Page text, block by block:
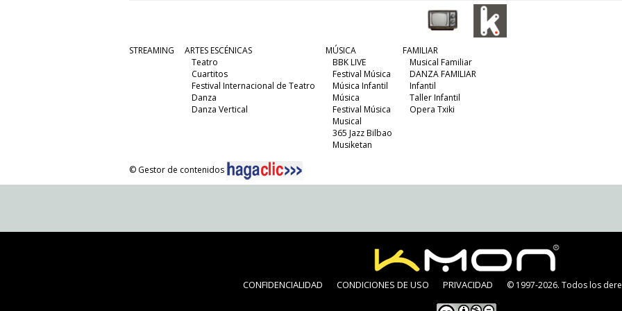
STREAMING
ARTES ESCÉNICAS
Teatro
Cuartitos
Festival Internacional de Teatro
Danza
Danza Vertical
MÚSICA
BBK LIVE
Festival Música
Música Infantil
Música
Festival Música
Musical
365 Jazz Bilbao
Musiketan
FAMILIAR
Musical Familiar
DANZA FAMILIAR
Infantil
Taller Infantil
Opera Txiki
© Gestor de contenidos
CONFIDENCIALIDAD CONDICIONES DE USO PRIVACIDAD © 1997-2026. Todos los